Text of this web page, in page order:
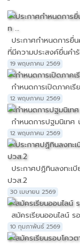
ประกาศกำหนดการ
ที่มีความประสงค์ยื่นคำ
19 พฤษภาคม 2569
กำหนดการเปิดภาคเ
12 พฤษภาคม 2569
กำหนดการปฐมนิเท
12 พฤษภาคม 2569
ประกาศปฏิทินลงทะเ
ปวส.2
30 เมษายน 2569
สมัครเรียนออนไลน์
10 กุมภาพันธ์ 2569